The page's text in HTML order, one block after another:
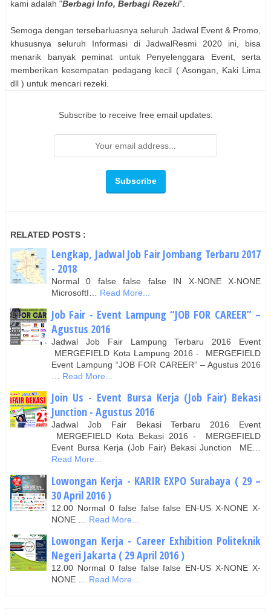
kami adalah "Berbagi Info, Berbagi Rezeki".
Semoga dengan tersebarluasnya seluruh Jadwal Event & Promo,
khususnya seluruh Informasi di JadwalResmi 2020 ini, bisa
menarik banyak peminat untuk Penyelenggara Event, serta
memberikan kesempatan pedagang kecil ( Asongan, Kaki Lima
dll ) untuk mencari rezeki.
Subscribe to receive free email updates:
RELATED POSTS :
Lengkap, Jadwal Job Fair Jombang Terbaru 2017
- 2018
Normal 0 false false false IN X-NONE X-NONE
MicrosoftI… Read More...
Job Fair - Event Lampung “JOB FOR CAREER” –
Agustus 2016
Jadwal Job Fair Lampung Terbaru 2016 Event
MERGEFIELD Kota Lampung 2016 - MERGEFIELD
Event Lampung “JOB FOR CAREER” – Agustus 2016
Read More...
Join Us - Event Bursa Kerja (Job Fair) Bekasi
Junction - Agustus 2016
Jadwal Job Fair Bekasi Terbaru 2016 Event
MERGEFIELD Kota Bekasi 2016 - MERGEFIELD
Event Bursa Kerja (Job Fair) Bekasi Junction ME…
Read More...
Lowongan Kerja - KARIR EXPO Surabaya ( 29 –
30 April 2016 )
12.00 Normal 0 false false false EN-US X-NONE X-
NONE …
Read More...
Lowongan Kerja - Career Exhibition Politeknik
Negeri Jakarta ( 29 April 2016 )
12.00 Normal 0 false false false EN-US X-NONE X-
NONE … Read More...